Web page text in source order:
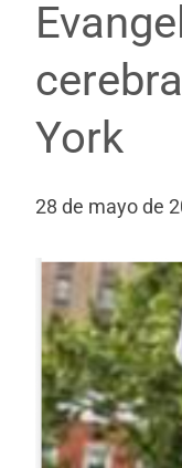
York
28 de mayo de